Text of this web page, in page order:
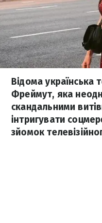
Відома українська
Фреймут, яка
скандальними
інтригувати
зйомок